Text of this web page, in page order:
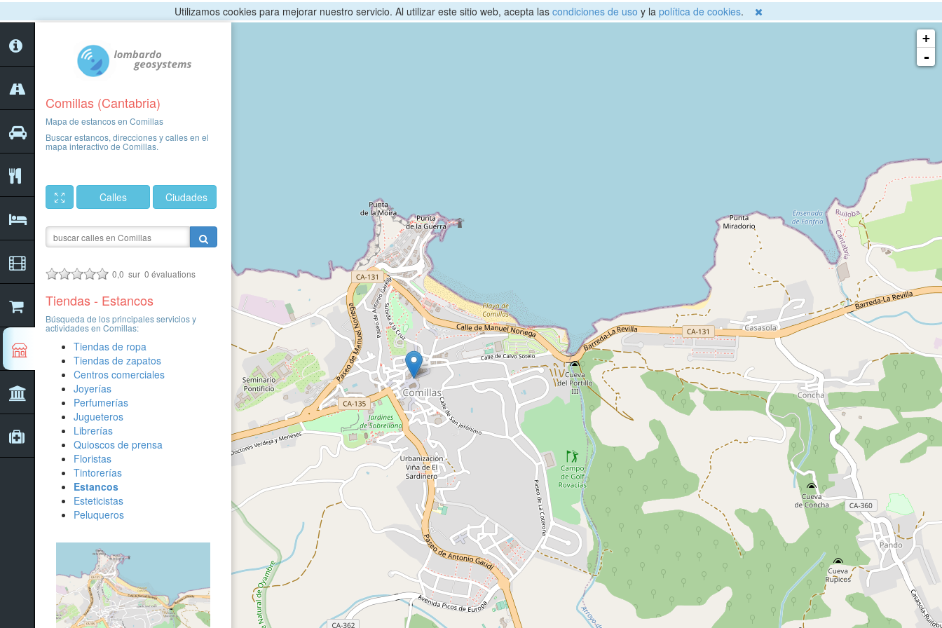
Utilizamos cookies para mejorar nuestro servicio. Al utilizar este sitio web, acepta las condiciones de uso y la política de cookies.
+
-
Comillas (Cantabria)
Mapa de estancos en Comillas
Buscar estancos, direcciones y calles en el
mapa interactivo de Comillas.
Calles Ciudades
0,0 sur 0 évaluations
Tiendas - Estancos
Búsqueda de los principales servicios y
actividades en Comillas:
Tiendas de ropa
Tiendas de zapatos
Centros comerciales
Joyerías
Perfumerías
Jugueteros
Librerías
Quioscos de prensa
Floristas
Tintorerías
Estancos
Esteticistas
Peluqueros